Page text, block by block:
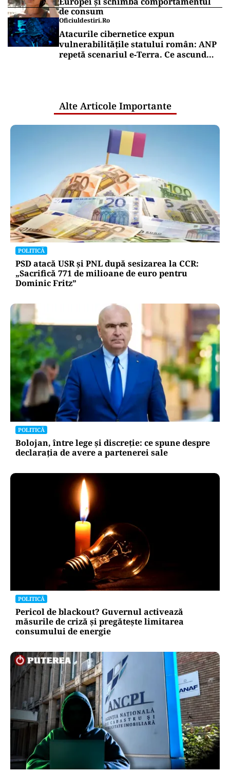
de consum
Oficiuldestiri.ro
Atacurile cibernetice expun
vulnerabilitățile statului român: ANP
repetă scenariul e‑Terra. Ce ascund
Alte Articole Importante
POLITICĂ
PSD atacă USR și PNL după sesizarea la CCR:
„Sacrifică 771 de milioane de euro pentru
Dominic Fritz”
POLITICĂ
Bolojan, între lege și discreție: ce spune despre
declarația de avere a partenerei sale
POLITICĂ
Pericol de blackout? Guvernul activează
măsurile de criză și pregătește limitarea
consumului de energie